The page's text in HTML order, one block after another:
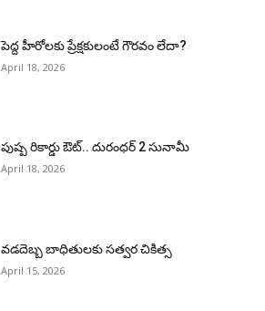
పెద్ద హీరోల‌కు ప్రేక్ష‌కులంటే గౌర‌వం లేదా?
April 18, 2026
పుష్ప రికార్డు ఔట్‌.. దురంధ‌ర్ 2 సునామీ
April 18, 2026
వడదెబ్బ బాధితులకు సత్వర చికిత్స
April 15, 2026